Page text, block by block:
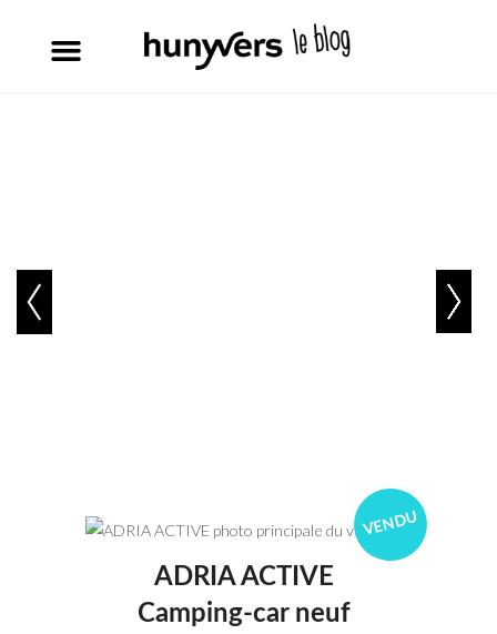
VENDU
ADRIA ACTIVE
Camping-car neuf